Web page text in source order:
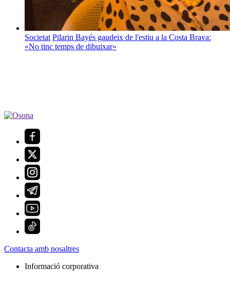
Societat Pilarin Bayés gaudeix de l'estiu a la Costa Brava:
«No tinc temps de dibuixar»
Contacta amb nosaltres
Informació corporativa